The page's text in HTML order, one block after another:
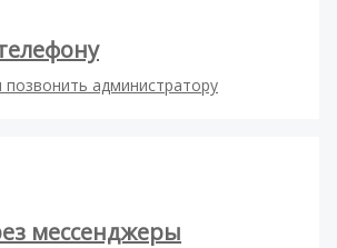
администратору
мессенджеры